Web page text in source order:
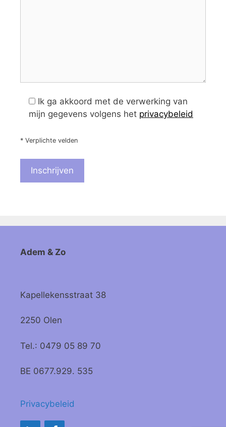
Ik ga akkoord met de verwerking van
mijn gegevens volgens het privacybeleid
* Verplichte velden
Adem & Zo
Kapellekensstraat 38
2250 Olen
Tel.: 0479 05 89 70
BE 0677.929. 535
Privacybeleid